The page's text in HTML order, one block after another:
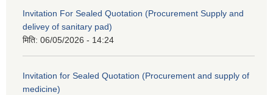
Invitation For Sealed Quotation (Procurement Supply and
delivey of sanitary pad)
मिति: 06/05/2026 - 14:24
Invitation for Sealed Quotation (Procurement and supply of
medicine)